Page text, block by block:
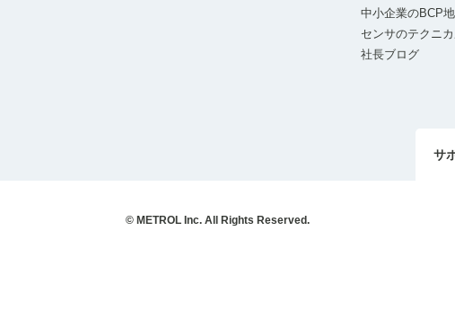
中小企業のBCP
センサのテクニ
社長ブログ
サ
© METROL Inc. All Rights Reserved.